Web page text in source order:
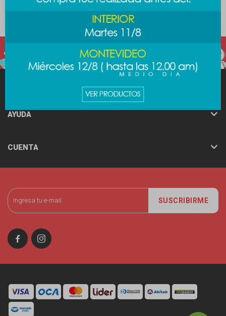
SUSCRIBIRME
 
AYUDA
CUENTA